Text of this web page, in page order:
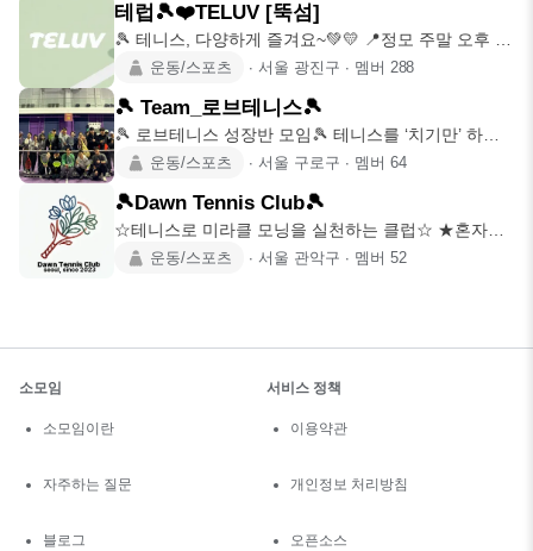
테럽🎾❤️TELUV [뚝섬]
🎾 테니스, 다양하게 즐겨요~💚💛 📍정모 주말 오후 8
시~10시 [2시
운동/스포츠 ∙ 서울 광진구 ∙ 멤버 288
🎾 Team_로브테니스🎾
🎾 로브테니스 성장반 모임🎾 테니스를 ‘치기만’ 하는
모임이 아니라,
운동/스포츠 ∙ 서울 구로구 ∙ 멤버 64
🎾Dawn Tennis Club🎾
☆테니스로 미라클 모닝을 실천하는 클럽☆ ★혼자가
아닌 함께 성장하는 클
운동/스포츠 ∙ 서울 관악구 ∙ 멤버 52
소모임
소모임이란
자주하는 질문
블로그
서비스 정책
이용약관
개인정보 처리방침
오픈소스